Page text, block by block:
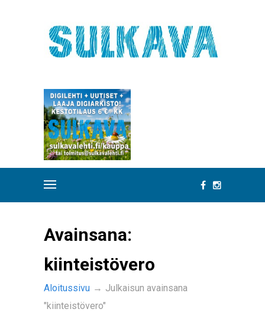
Avainsana:
kiinteistövero
Aloitussivu → Julkaisun avainsana
"kiinteistövero"